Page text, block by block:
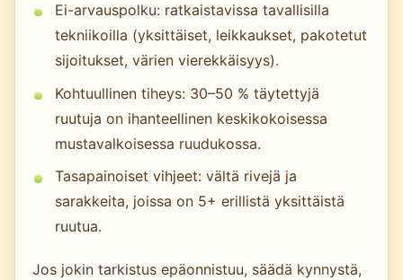
Ei-arvauspolku: ratkaistavissa tavallisilla
tekniikoilla (yksittäiset, leikkaukset, pakotetut
sijoitukset, värien vierekkäisyys).
Kohtuullinen tiheys: 30–50 % täytettyjä
ruutuja on ihanteellinen keskikokoisessa
mustavalkoisessa ruudukossa.
Tasapainoiset vihjeet: vältä rivejä ja
sarakkeita, joissa on 5+ erillistä yksittäistä
ruutua.
Jos jokin tarkistus epäonnistuu, säädä kynnystä,